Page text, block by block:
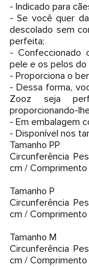
- Indicado para
- Se você quer
descolado sem
perfeita;
- Confeccionado
pele e os pelos
- Proporciona o
- Dessa forma,
Zooz seja
proporcionando-
- Em embalagem
- Disponível nos
Tamanho PP
Circunferência
cm /
Tamanho P
Circunferência
cm /
Tamanho M
Circunferência
cm /